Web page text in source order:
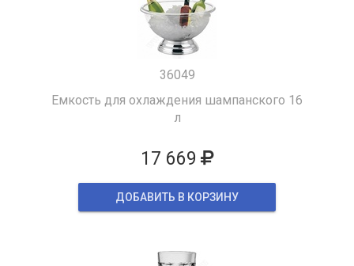
36049
Емкость для охлаждения шампанского 16
л
17 669
ДОБАВИТЬ В КОРЗИНУ